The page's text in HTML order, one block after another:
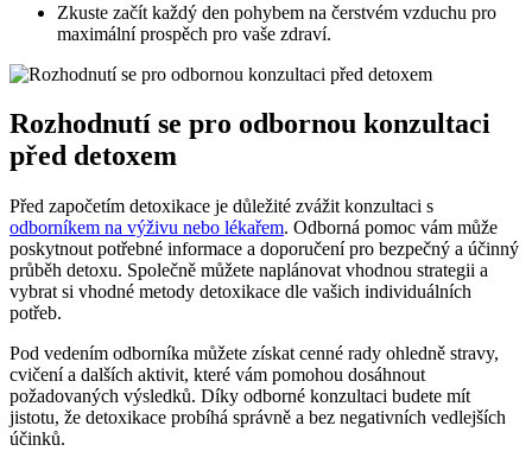
Zkuste začít každý den pohybem na čerstvém vzduchu pro
maximální prospěch pro vaše zdraví.
Rozhodnutí se pro odbornou konzultaci
před detoxem
Před započetím detoxikace je důležité zvážit konzultaci s
odborníkem na výživu nebo lékařem. Odborná pomoc vám může
poskytnout potřebné informace a doporučení pro bezpečný a účinný
průběh detoxu. Společně můžete naplánovat vhodnou strategii a
vybrat si vhodné metody detoxikace dle vašich individuálních
potřeb.
Pod vedením odborníka můžete získat cenné rady ohledně stravy,
cvičení a dalších aktivit, které vám pomohou dosáhnout
požadovaných výsledků. Díky odborné konzultaci budete mít
jistotu, že detoxikace probíhá správně a bez negativních vedlejších
účinků.